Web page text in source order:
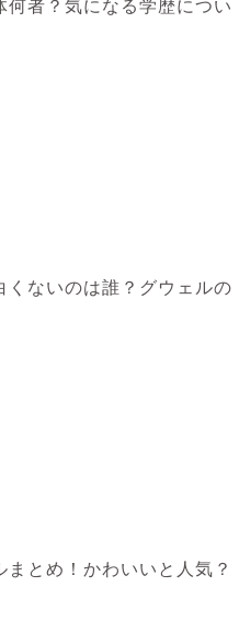
何者？気になる学歴につい
くないのは誰？グウェルの
とめ！かわいいと人気？